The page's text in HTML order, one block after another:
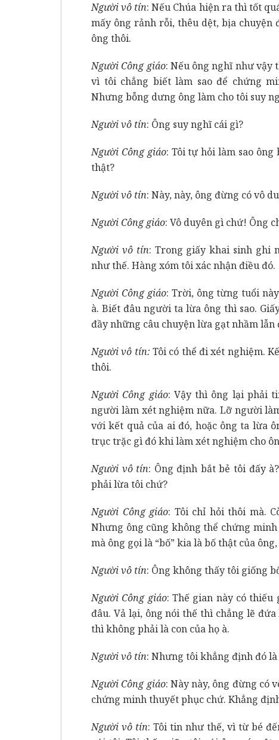
Người vô tín: Nếu Chúa hiện ra thì tốt
mấy ông rảnh rỗi, thêu dệt, bịa chuyện
ông thôi.
Người Công giáo: Nếu ông nghĩ như vậy
vì tôi chẳng biết làm sao để chứng
Nhưng bỗng dưng ông làm cho tôi suy
Người vô tín: Ông suy nghĩ cái gì?
Người Công giáo: Tôi tự hỏi làm sao ông
thật?
Người vô tín: Này, này, ông đừng có vô
Người Công giáo: Vô duyên gì chứ! Ông
Người vô tín: Trong giấy khai sinh ghi
như thế. Hàng xóm tôi xác nhận điều đó.
Người Công giáo: Trời, ông từng tuổi
à. Biết đâu người ta lừa ông thì sao.
đầy những câu chuyện lừa gạt nhầm lẫn
Người vô tín: Tôi có thể đi xét nghiệm.
thôi.
Người Công giáo: Vậy thì ông lại phải
người làm xét nghiệm nữa. Lỡ người
với kết quả của ai đó, hoặc ông ta lừa
trục trặc gì đó khi làm xét nghiệm cho
Người vô tín: Ông định bắt bẻ tôi đấy
phải lừa tôi chứ?
Người Công giáo: Tôi chỉ hỏi thôi mà.
Nhưng ông cũng không thể chứng
mà ông gọi là “bố” kia là bố thật của
Người vô tín: Ông không thấy tôi giống
Người Công giáo: Thế gian này có
đâu. Vả lại, ông nói thế thì chẳng lẽ
thì không phải là con của họ à.
Người vô tín: Nhưng tôi khẳng định đó là
Người Công giáo: Này này, ông đừng có
chứng minh thuyết phục chứ. Khẳng
Người vô tín: Tôi tin như thế, vì từ bé